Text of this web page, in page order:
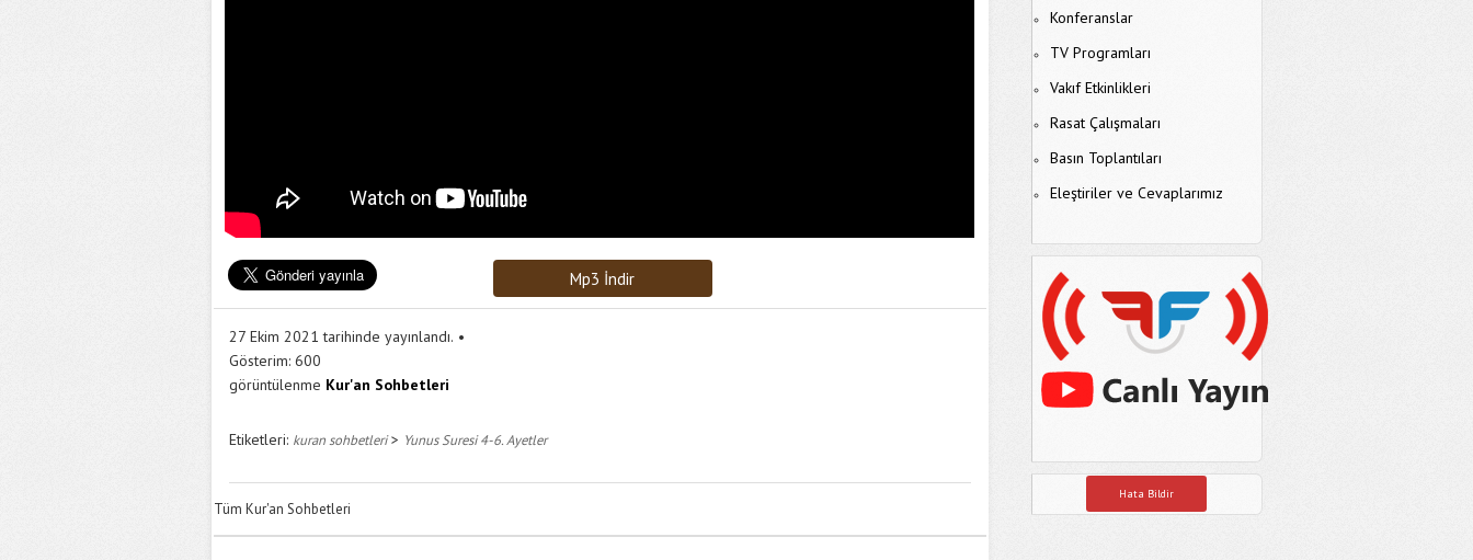
Mp3 İndir
27 Ekim 2021 tarihinde yayınlandı.
Gösterim: 600
görüntülenme Kur'an Sohbetleri
Etiketleri: kuran sohbetleri> Yunus Suresi 4-6. Ayetler
Tüm Kur'an Sohbetleri
Konferanslar
TV Programları
Vakıf Etkinlikleri
Rasat Çalışmaları
Basın Toplantıları
Eleştiriler ve Cevaplarımız
Hata Bildir